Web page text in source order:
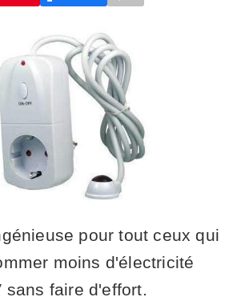
pour tout ceux qui
moins d'électricité
faire d'effort.